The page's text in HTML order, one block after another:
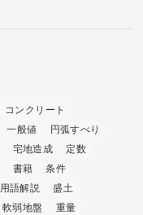
コンクリート
一般値
円弧すべり
宅地造成
定数
書籍
条件
用語解説
盛土
軟弱地盤
重量